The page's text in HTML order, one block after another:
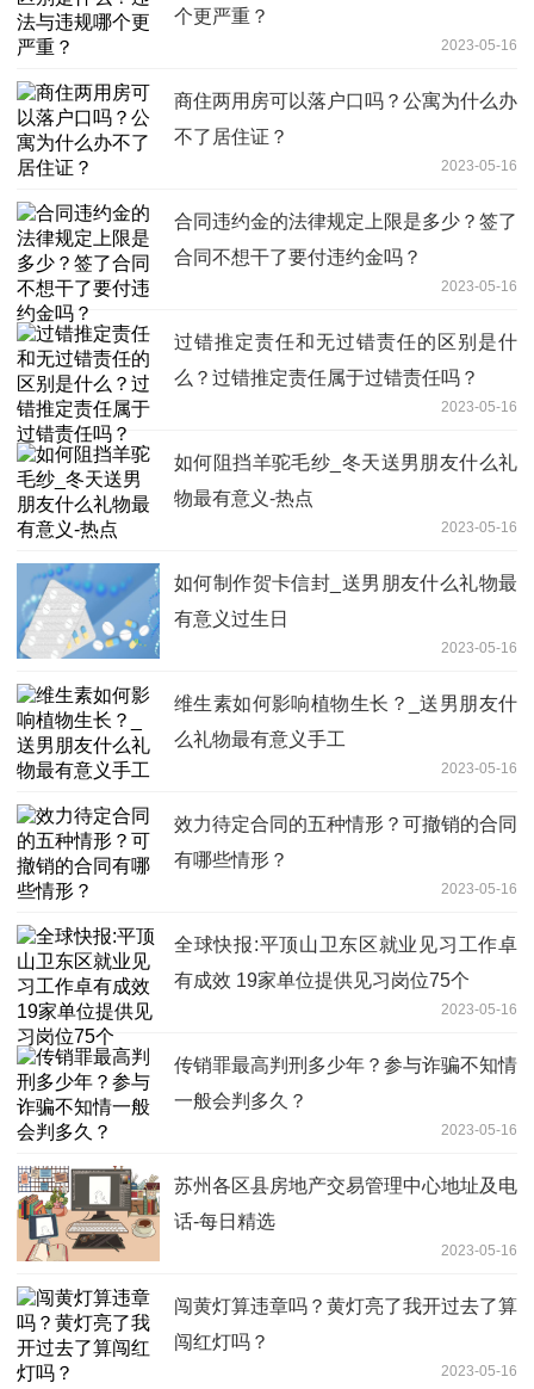
个更严重？
2023-05-16
商住两用房可以落户口吗？公寓为什么办
不了居住证？
2023-05-16
合同违约金的法律规定上限是多少？签了
合同不想干了要付违约金吗？
2023-05-16
过错推定责任和无过错责任的区别是什
么？过错推定责任属于过错责任吗？
2023-05-16
如何阻挡羊驼毛纱_冬天送男朋友什么礼
物最有意义-热点
2023-05-16
如何制作贺卡信封_送男朋友什么礼物最
有意义过生日
2023-05-16
维生素如何影响植物生长？_送男朋友什
么礼物最有意义手工
2023-05-16
效力待定合同的五种情形？可撤销的合同
有哪些情形？
2023-05-16
全球快报:平顶山卫东区就业见习工作卓
有成效 19家单位提供见习岗位75个
2023-05-16
传销罪最高判刑多少年？参与诈骗不知情
一般会判多久？
2023-05-16
苏州各区县房地产交易管理中心地址及电
话-每日精选
2023-05-16
闯黄灯算违章吗？黄灯亮了我开过去了算
闯红灯吗？
2023-05-16